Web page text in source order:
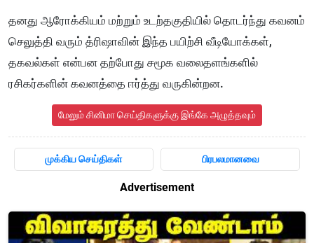
தனது ஆரோக்கியம் மற்றும் உடற்தகுதியில் தொடர்ந்து கவனம்
செலுத்தி வரும் த்ரிஷாவின் இந்த பயிற்சி வீடியோக்கள்,
தகவல்கள் என்பன தற்போது சமூக வலைதளங்களில்
ரசிகர்களின் கவனத்தை ஈர்த்து வருகின்றன.
மேலும் சினிமா செய்திகளுக்கு இங்கே அழுத்தவும்
முக்கிய செய்திகள் பிரபலமானவை
Advertisement